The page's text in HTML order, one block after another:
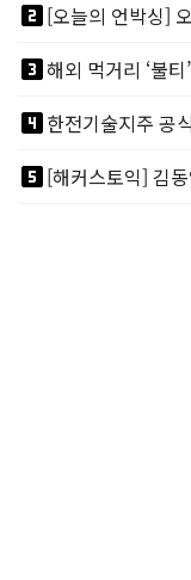
looks_two
looks_3
looks_4한전기술지주 공
looks_5[해커스토익] 김